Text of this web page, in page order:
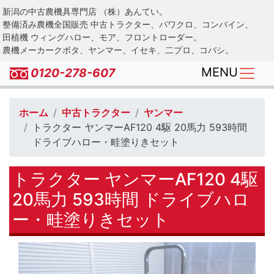
Skip
to
main
content
新潟の中古農機具専門店 （株）あんてい。
整備済み農機全国販売 中古トラクター、パワクロ、コンバイン、
田植機 ウィングハロー、モア、フロントローダー。
農機メーカークボタ、ヤンマー、イセキ、二プロ、コバシ。
0120-278-607 MENU
ホーム 中古トラクター
ヤンマー
トラクター ヤンマーAF120 4駆 20馬力 593時間
ドライブハロー・畦塗りきセット
トラクター ヤンマーAF120 4駆
20馬力 593時間 ドライブハロ
ー・畦塗りきセット